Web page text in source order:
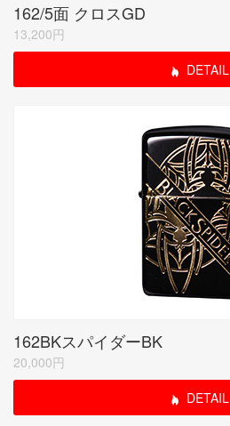
162/5面 クロスGD
13,200円
DETAIL
162BKスパイダーBK
20,000円
DETAIL